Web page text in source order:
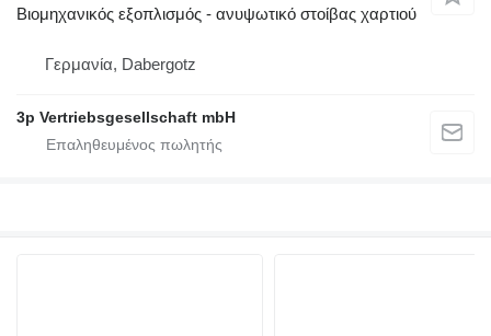
Βιομηχανικός εξοπλισμός - ανυψωτικό στοίβας χαρτιού
Γερμανία, Dabergotz
3p Vertriebsgesellschaft mbH